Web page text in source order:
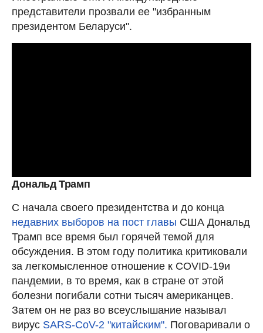
представители прозвали ее "избранным
президентом Беларуси".
Дональд Трамп
С начала своего президентства и до конца
недавних выборов на пост главы США Дональд
Трамп все время был горячей темой для
обсуждения. В этом году политика критиковали
за легкомысленное отношение к COVID-19и
пандемии, в то время, как в стране от этой
болезни погибали сотни тысяч американцев.
Затем он не раз во всеуслышание называл
вирус SARS-CoV-2 "китайским". Поговаривали о